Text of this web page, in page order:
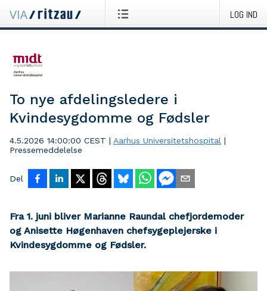
LOG IND
To nye afdelingsledere i
Kvindesygdomme og Fødsler
4.5.2026 14:00:00 CEST | Aarhus Universitetshospital |
Pressemeddelelse
Del
Fra 1. juni bliver Marianne Raundal chefjordemoder
og Anisette Høgenhaven chefsygeplejerske i
Kvindesygdomme og Fødsler.